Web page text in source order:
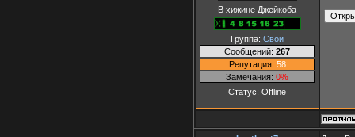
В хижине Джейкоба
Группа: Свои
Сообщений: 267
Репутация: 58
Замечания: 0%
Статус: Offline